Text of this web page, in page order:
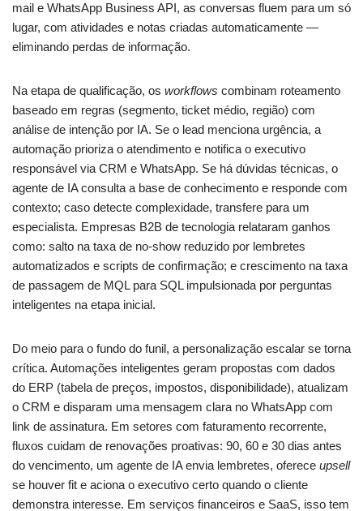
mail e WhatsApp Business API, as conversas fluem para um só
lugar, com atividades e notas criadas automaticamente —
eliminando perdas de informação.
Na etapa de qualificação, os workflows combinam roteamento
baseado em regras (segmento, ticket médio, região) com
análise de intenção por IA. Se o lead menciona urgência, a
automação prioriza o atendimento e notifica o executivo
responsável via CRM e WhatsApp. Se há dúvidas técnicas, o
agente de IA consulta a base de conhecimento e responde com
contexto; caso detecte complexidade, transfere para um
especialista. Empresas B2B de tecnologia relataram ganhos
como: salto na taxa de no-show reduzido por lembretes
automatizados e scripts de confirmação; e crescimento na taxa
de passagem de MQL para SQL impulsionada por perguntas
inteligentes na etapa inicial.
Do meio para o fundo do funil, a personalização escalar se torna
crítica. Automações inteligentes geram propostas com dados
do ERP (tabela de preços, impostos, disponibilidade), atualizam
o CRM e disparam uma mensagem clara no WhatsApp com
link de assinatura. Em setores com faturamento recorrente,
fluxos cuidam de renovações proativas: 90, 60 e 30 dias antes
do vencimento, um agente de IA envia lembretes, oferece upsell
se houver fit e aciona o executivo certo quando o cliente
demonstra interesse. Em serviços financeiros e SaaS, isso tem